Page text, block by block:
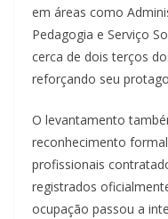
em áreas como
Pedagogia e Serviço
cerca de dois terços
reforçando seu
O levantamento
reconhecimento
profissionais
registrados
ocupação passou a